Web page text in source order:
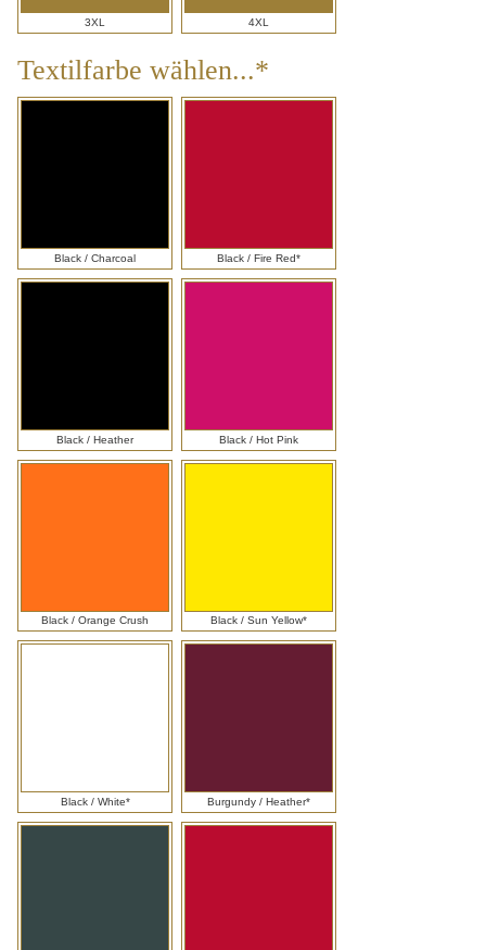
3XL 4XL
Textilfarbe wählen...*
Black / Charcoal Black / Fire Red*
Black / Heather Black / Hot Pink
Black / Orange Crush Black / Sun Yellow*
Black / White* Burgundy / Heather*